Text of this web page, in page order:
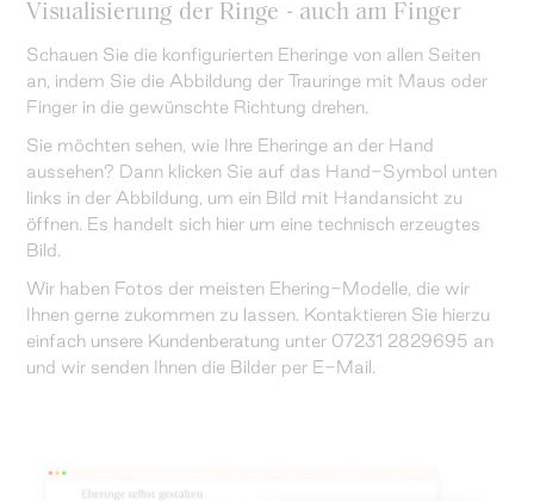
Visualisierung der Ringe - auch am Finger
Schauen Sie die konfigurierten Eheringe von allen Seiten
an, indem Sie die Abbildung der Trauringe mit Maus oder
Finger in die gewünschte Richtung drehen.
Sie möchten sehen, wie Ihre Eheringe an der Hand
aussehen? Dann klicken Sie auf das Hand-Symbol unten
links in der Abbildung, um ein Bild mit Handansicht zu
öffnen. Es handelt sich hier um eine technisch erzeugtes
Bild.
Wir haben Fotos der meisten Ehering-Modelle, die wir
Ihnen gerne zukommen zu lassen. Kontaktieren Sie hierzu
einfach unsere Kundenberatung unter 07231 2829695 an
und wir senden Ihnen die Bilder per E-Mail.